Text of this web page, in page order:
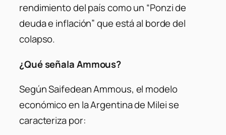
rendimiento del país como un “Ponzi de
deuda e inflación” que está al borde del
colapso.
¿Qué señala Ammous?
Según Saifedean Ammous, el modelo
económico en la Argentina de Milei se
caracteriza por: